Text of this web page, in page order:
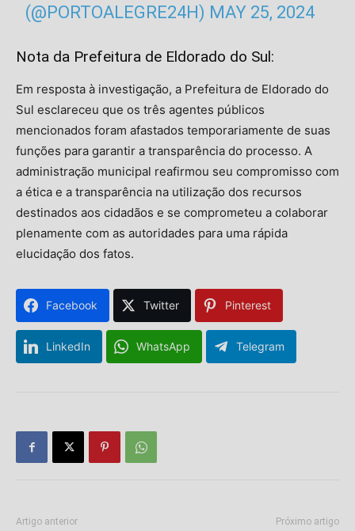
(@PORTOALEGRE24H) MAY 25, 2024
Nota da Prefeitura de Eldorado do Sul:
Em resposta à investigação, a Prefeitura de Eldorado do
Sul esclareceu que os três agentes públicos
mencionados foram afastados temporariamente de suas
funções para garantir a transparência do processo. A
administração municipal reafirmou seu compromisso com
a ética e a transparência na utilização dos recursos
destinados aos cidadãos e se comprometeu a colaborar
plenamente com as autoridades para uma rápida
elucidação dos fatos.
Facebook Twitter Pinterest
LinkedIn WhatsApp Telegram
Artigo anterior Próximo artigo